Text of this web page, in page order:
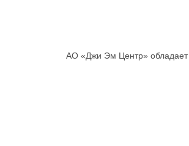
АО «Джи Эм Центр» обладает